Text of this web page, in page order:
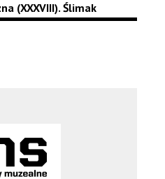
(XXXVIII). Ślimak